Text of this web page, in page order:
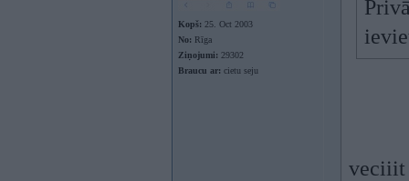
Kopš: 25. Oct 2003
No: Rīga
Ziņojumi: 29302
Braucu ar: cietu seju
veciiit